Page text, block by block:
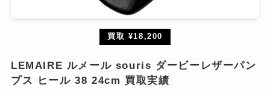
買取 ¥18,200
LEMAIRE ルメール souris ダービーレザーパン
プス ヒール 38 24cm 買取実績